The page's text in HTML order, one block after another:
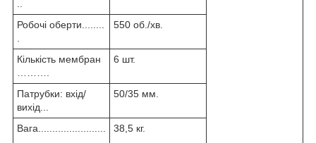
Робочі оберти........
550 об./хв.
Кількість мембран
6 шт.
Патрубки: вхід/
вихід...
50/35 мм.
Вага........................
38,5 кг.